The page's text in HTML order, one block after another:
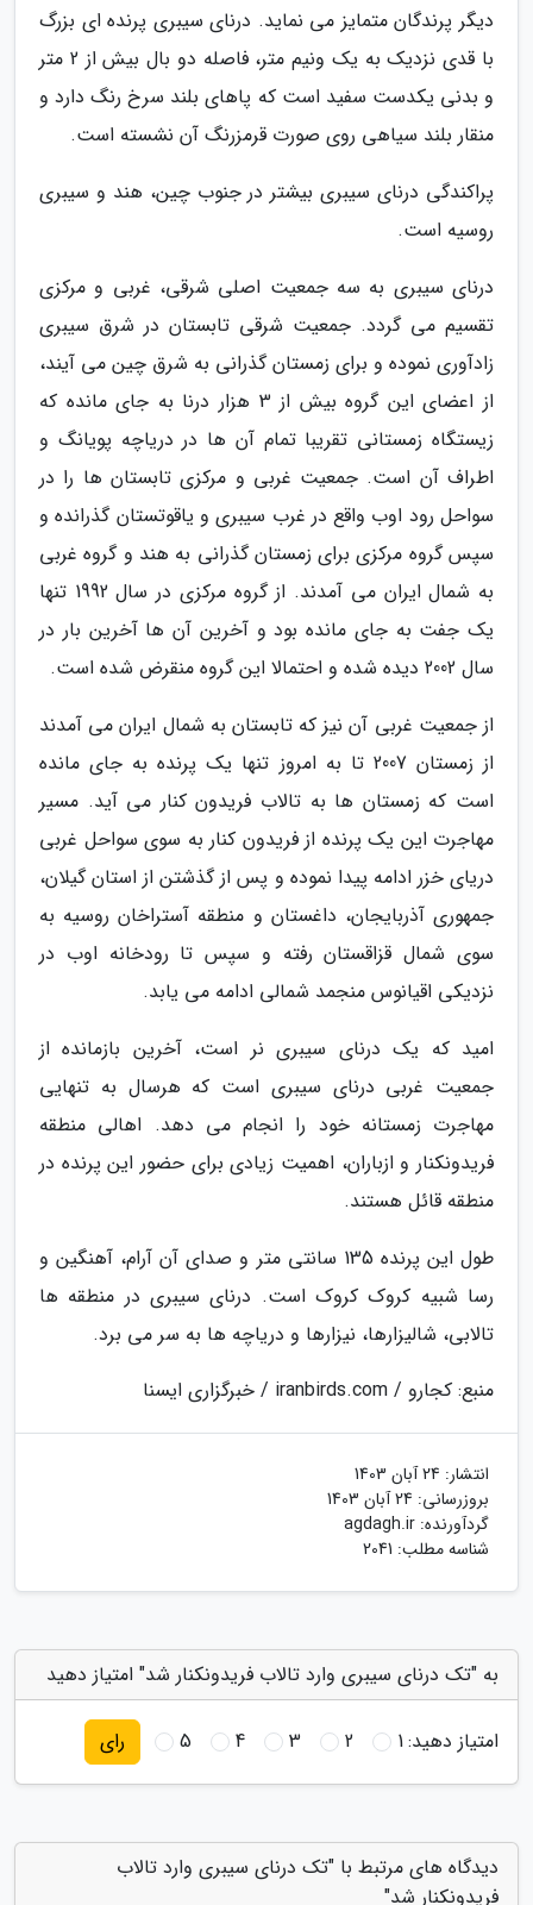
دیگر پرندگان متمایز می نماید. درنای سیبری پرنده ای بزرگ
با قدی نزدیک به یک ونیم متر، فاصله دو بال بیش از 2 متر
و بدنی یکدست سفید است که پاهای بلند سرخ رنگ دارد و
منقار بلند سیاهی روی صورت قرمزرنگ آن نشسته است.
پراکندگی درنای سیبری بیشتر در جنوب چین، هند و سیبری
روسیه است.
درنای سیبری به سه جمعیت اصلی شرقی، غربی و مرکزی
تقسیم می گردد. جمعیت شرقی تابستان در شرق سیبری
زادآوری نموده و برای زمستان گذرانی به شرق چین می آیند،
از اعضای این گروه بیش از 3 هزار درنا به جای مانده که
زیستگاه زمستانی تقریبا تمام آن ها در دریاچه پویانگ و
اطراف آن است. جمعیت غربی و مرکزی تابستان ها را در
سواحل رود اوب واقع در غرب سیبری و یاقوتستان گذرانده و
سپس گروه مرکزی برای زمستان گذرانی به هند و گروه غربی
به شمال ایران می آمدند. از گروه مرکزی در سال 1992 تنها
یک جفت به جای مانده بود و آخرین آن ها آخرین بار در
سال 2002 دیده شده و احتمالا این گروه منقرض شده است.
از جمعیت غربی آن نیز که تابستان به شمال ایران می آمدند
از زمستان 2007 تا به امروز تنها یک پرنده به جای مانده
است که زمستان ها به تالاب فریدون کنار می آید. مسیر
مهاجرت این یک پرنده از فریدون کنار به سوی سواحل غربی
دریای خزر ادامه پیدا نموده و پس از گذشتن از استان گیلان،
جمهوری آذربایجان، داغستان و منطقه آستراخان روسیه به
سوی شمال قزاقستان رفته و سپس تا رودخانه اوب در
نزدیکی اقیانوس منجمد شمالی ادامه می یابد.
امید که یک درنای سیبری نر است، آخرین بازمانده از
جمعیت غربی درنای سیبری است که هرسال به تنهایی
مهاجرت زمستانه خود را انجام می دهد. اهالی منطقه
فریدونکنار و ازباران، اهمیت زیادی برای حضور این پرنده در
منطقه قائل هستند.
طول این پرنده 135 سانتی متر و صدای آن آرام، آهنگین و
رسا شبیه کروک کروک است. درنای سیبری در منطقه ها
تالابی، شالیزارها، نیزارها و دریاچه ها به سر می برد.
منبع: کجارو / iranbirds.com / خبرگزاری ایسنا
انتشار: 24 آبان 1403
بروزرسانی: 24 آبان 1403
گردآورنده: agdagh.ir
شناسه مطلب: 2041
به "تک درنای سیبری وارد تالاب فریدونکنار شد" امتیاز دهید
امتیاز دهید:1
2
3
4
5 رای
دیدگاه های مرتبط با "تک درنای سیبری وارد تالاب
فریدونکنار شد"